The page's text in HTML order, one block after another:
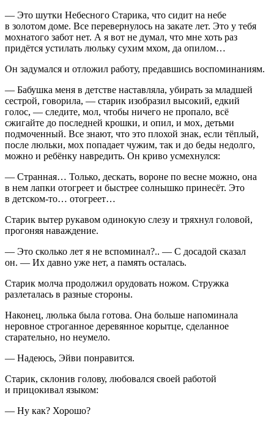
— Это шутки Небесного Старика, что сидит на небе
в золотом доме. Все перевернулось на закате лет. Это у тебя
мохнатого забот нет. А я вот не думал, что мне хоть раз
придётся устилать люльку сухим мхом, да опилом…
Он задумался и отложил работу, предавшись воспоминаниям.
— Бабушка меня в детстве наставляла, убирать за младшей
сестрой, говорила, — старик изобразил высокий, едкий
голос, — следите, мол, чтобы ничего не пропало, всё
сжигайте до последней крошки, и опил, и мох, детьми
подмоченный. Все знают, что это плохой знак, если тёплый,
после люльки, мох попадает чужим, так и до беды недолго,
можно и ребёнку навредить. Он криво усмехнулся:
— Странная… Только, дескать, вороне по весне можно, она
в нем лапки отогреет и быстрее солнышко принесёт. Это
в детском-то… отогреет…
Старик вытер рукавом одинокую слезу и тряхнул головой,
прогоняя наваждение.
— Это сколько лет я не вспоминал?.. — С досадой сказал
он. — Их давно уже нет, а память осталась.
Старик молча продолжил орудовать ножом. Стружка
разлеталась в разные стороны.
Наконец, люлька была готова. Она больше напоминала
неровное строганное деревянное корытце, сделанное
старательно, но неумело.
— Надеюсь, Эйви понравится.
Старик, склонив голову, любовался своей работой
и прицокивал языком:
— Ну как? Хорошо?